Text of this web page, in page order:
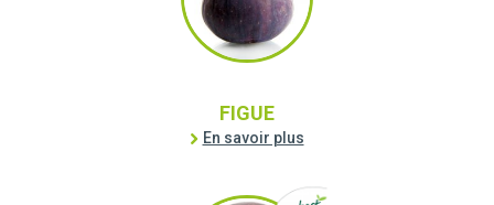
FIGUE
En savoir plus